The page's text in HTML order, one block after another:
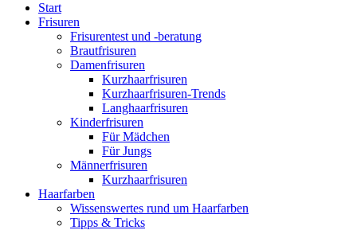
Start
Frisuren
Frisurentest und -beratung
Brautfrisuren
Damenfrisuren
Kurzhaarfrisuren
Kurzhaarfrisuren-Trends
Langhaarfrisuren
Kinderfrisuren
Für Mädchen
Für Jungs
Männerfrisuren
Kurzhaarfrisuren
Haarfarben
Wissenswertes rund um Haarfarben
Tipps & Tricks